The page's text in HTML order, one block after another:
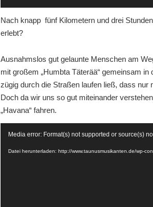
Nach knapp fünf Kilometern und drei
erlebt?
Ausnahmslos gut gelaunte Menschen am
mit großem „Humbta Täterää“ gemeinsam
zügig durch die Straßen laufen ließ, dass nur
Doch da wir uns so gut miteinander
„Havana“ fahren.
Media error: Format(s) not supported or source(s)
Datei herunterladen: http://www.taunusmusikanten.de/wp-